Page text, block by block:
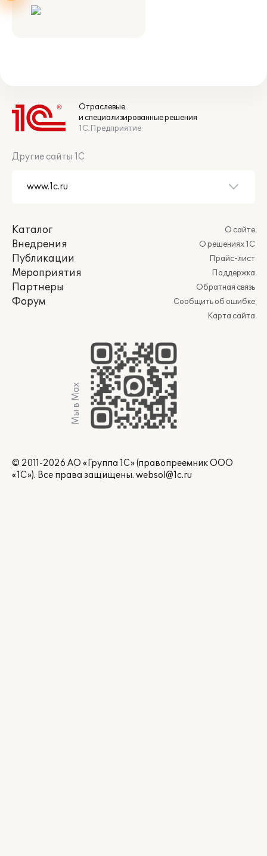
Отраслевые
и специализированные решения
1С:Предприятие
Другие сайты 1С
Каталог
Внедрения
Публикации
Мероприятия
Партнеры
Форум
О сайте
О решениях 1С
Прайс-лист
Поддержка
Обратная связь
Сообщить об ошибке
Карта сайта
Мы в Max
© 2011-2026 АО «Группа 1С» (правопреемник ООО
«1С»). Все права защищены. websol@1c.ru